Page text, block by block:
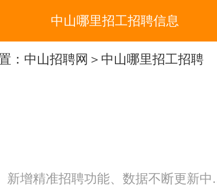
中山哪里招工招聘信息
： 中山招聘网 ＞中山哪里招工招聘
新增精准招聘功能、数据不断更新中